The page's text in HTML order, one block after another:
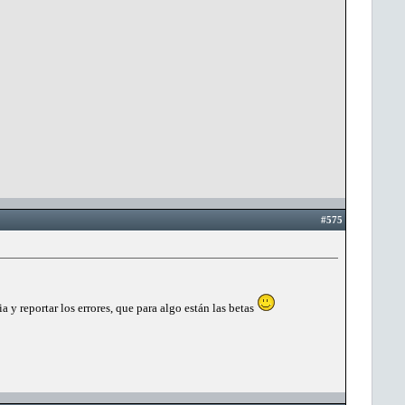
#575
reportar los errores, que para algo están las betas